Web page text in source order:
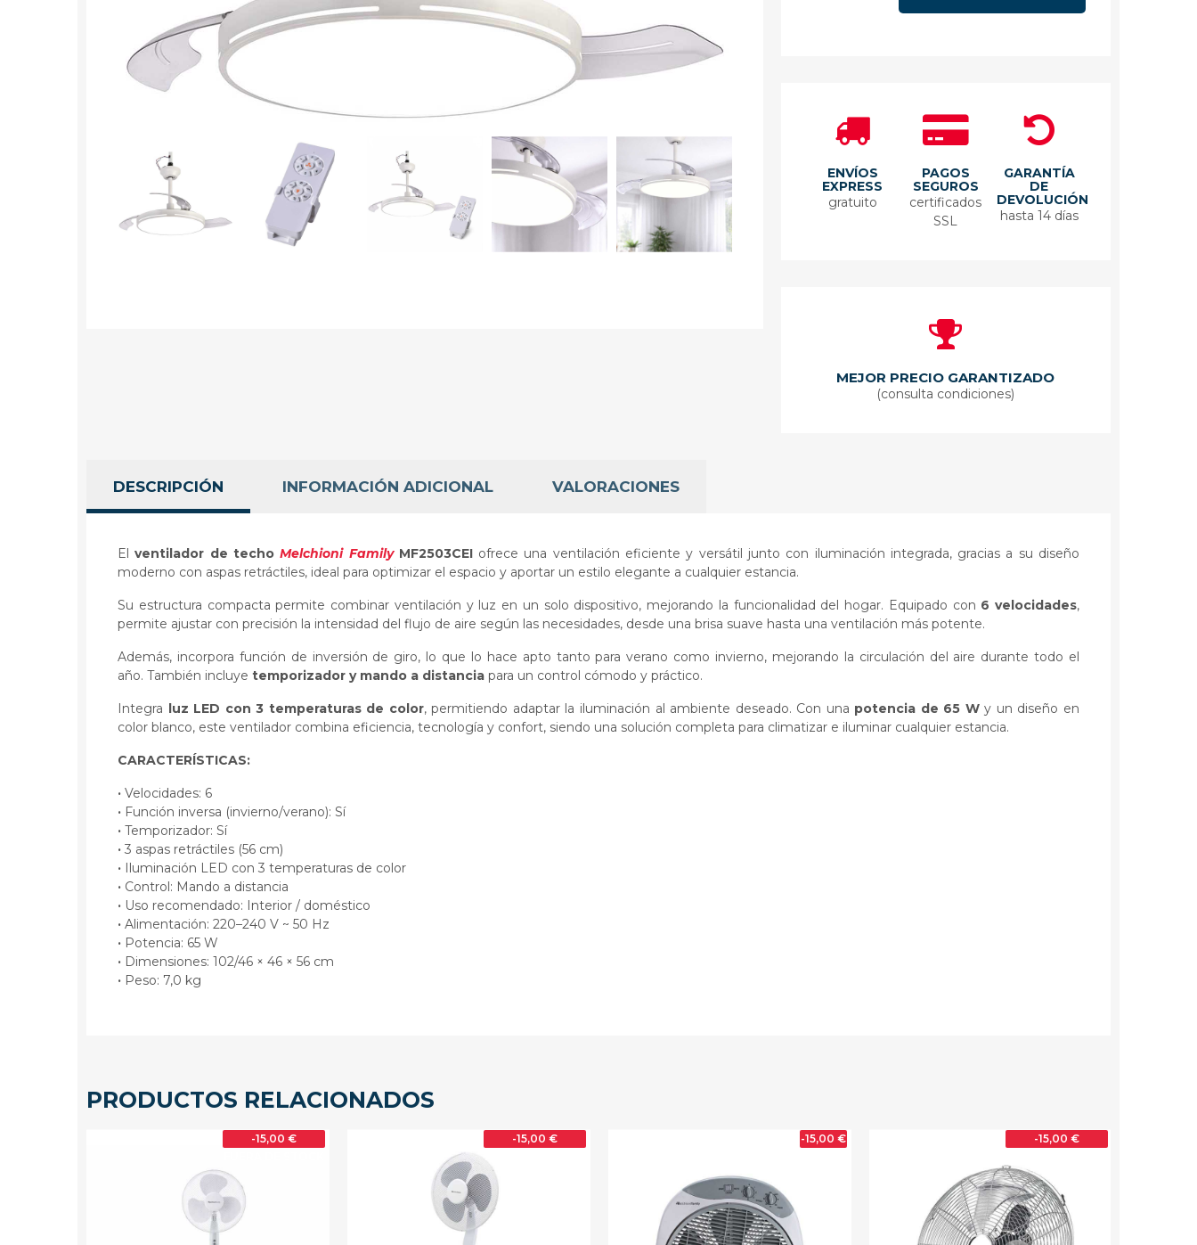
ENVÍOS
EXPRESS
gratuito
PAGOS
SEGUROS
certificados
SSL
GARANTÍA
DE
DEVOLUCIÓN
hasta 14 días
MEJOR PRECIO GARANTIZADO
(consulta condiciones)
DESCRIPCIÓN INFORMACIÓN ADICIONAL VALORACIONES
Elventilador de techo Melchioni Family MF2503CEIofrece una ventilación eficiente y versátil junto con iluminación integrada, gracias a su diseño
moderno con aspas retráctiles, ideal para optimizar el espacio y aportar un estilo elegante a cualquier estancia.
Su estructura compacta permite combinar ventilación y luz en un solo dispositivo, mejorando la funcionalidad del hogar. Equipado con 6 velocidades,
permite ajustar con precisión la intensidad del flujo de aire según las necesidades, desde una brisa suave hasta una ventilación más potente.
Además, incorpora función de inversión de giro, lo que lo hace apto tanto para verano como invierno, mejorando la circulación del aire durante todo el
año. También incluye temporizador y mando a distancia para un control cómodo y práctico.
Integra luz LED con 3 temperaturas de color, permitiendo adaptar la iluminación al ambiente deseado. Con una potencia de 65 Wy un diseño en
color blanco, este ventilador combina eficiencia, tecnología y confort, siendo una solución completa para climatizar e iluminar cualquier estancia.
CARACTERÍSTICAS:
· Velocidades: 6
· Función inversa (invierno/verano): Sí
· Temporizador: Sí
· 3 aspas retráctiles (56 cm)
· Iluminación LED con 3 temperaturas de color
· Control: Mando a distancia
· Uso recomendado: Interior / doméstico
· Alimentación: 220–240 V ~ 50 Hz
· Potencia: 65 W
· Dimensiones: 102/46 × 46 × 56 cm
· Peso: 7,0 kg
PRODUCTOS RELACIONADOS
-15,00 €
-15,00 €
-15,00 €
-15,00 €